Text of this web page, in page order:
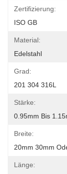
Zertifizierung:
ISO GB
Material:
Edelstahl
Grad:
201 304 316L
Stärke:
0.95mm Bis
Breite:
20mm 30mm
Länge: